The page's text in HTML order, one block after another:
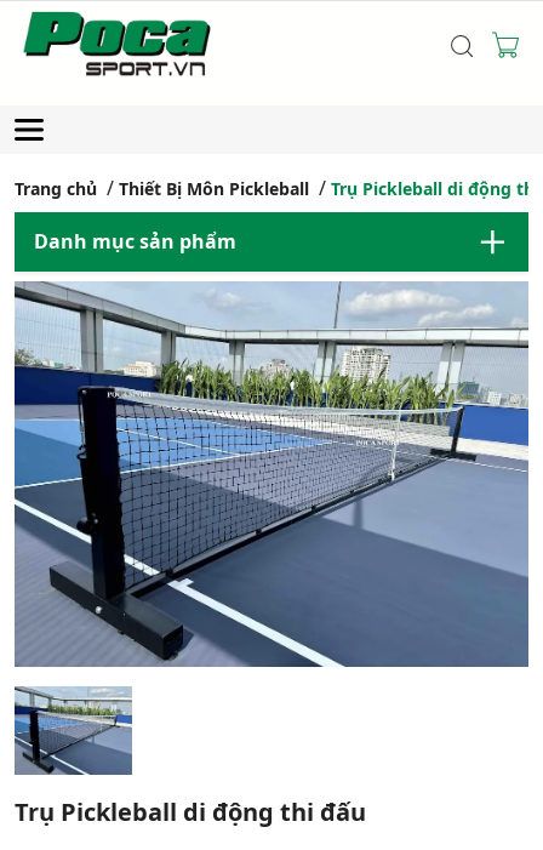
Trang chủ Thiết Bị Môn Pickleball Trụ Pickleball di động thi
Danh mục sản phẩm
Trụ Pickleball di động thi đấu